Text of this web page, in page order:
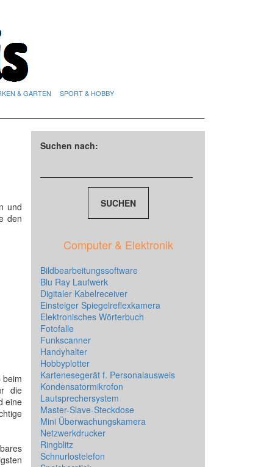
& GARTEN SPORT & HOBBY
und
den
beim
die
eine
Suchen nach:
Computer & Elektronik
Bildbearbeitungssoftware
Blu Ray Laufwerk
Digitaler Kabelreceiver
Einsteiger Spiegelreflexkamera
Elektronisches Wörterbuch
Fotofalle
Funkscanner
Handyhalter
Hobbyplotter
Kartenesegerät f. Personalausweis
Kondensatormikrofon
Lautsprechersystem
Master-Slave-Steckdose
Mini Überwachungskamera
Netzwerkdrucker
Ringblitz
Schnurlostelefon